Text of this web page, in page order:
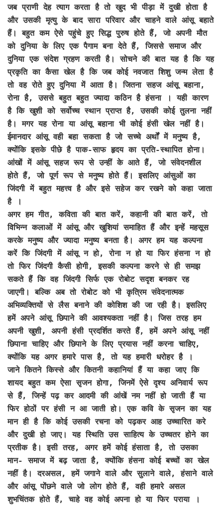
जब प्राणी देह त्याग करता है तो खुद भी पीड़ा में दुखी होता है
और उसकी मृत्यु के बाद सारा परिवार और चाहने वाले आंसू बहाते
हैं। बहुत कम ऐसे पहुंचे हुए सिद्ध पुरुष होते हैं, जो अपनी मौत
को दुनिया के लिए एक पैगाम बना देते हैं, जिससे समाज और
दुनिया एक संदेश ग्रहण करती है। सोचने की बात यह है कि यह
प्रकृति का कैसा खेल है कि जब कोई नवजात शिशु जन्म लेता है
तो वह रोते हुए दुनिया में आता है। जितना सहज आंसू बहाना,
रोना है, उससे बहुत बहुत ज्यादा कठिन है हंसना । यही कारण
है कि खुशी को सर्वोच्च स्थान प्राप्त है, उसकी कोई तुलना नहीं
है। मगर यह रोना या आंसू बहाना भी कोई हंसी खेल नहीं है।
ईमानदार आंसू वही बहा सकता है जो सच्चे अर्थों में मनुष्य है,
क्योंकि इसके पीछे है पाक-साफ हृदय का प्रति-स्थापित होना।
आंखों में आंसू सहज रूप से उन्हीं के आते हैं, जो संवेदनशील
होते हैं, जो पूर्ण रूप से मनुष्य होते हैं। इसलिए आंसुओं का
जिंदगी में बहुत महत्त्व है और इसे सहेज कर रखने को कहा जाता
है ।
अगर हम गीत, कविता की बात करें, कहानी की बात करें, तो
विभिन्न कलाओं में आंसू और खुशियां समाहित हैं और इन्हें महसूस
करके मनुष्य और ज्यादा मनुष्य बनता है। अगर हम यह कल्पना
करें कि जिंदगी में आंसू न हो, रोना न हो या फिर हंसना न हो
तो फिर जिंदगी कैसी होगी, इसकी कल्पना करने से ही समझ
सकते हैं कि वह जिंदगी सिर्फ एक रोबोट सदृश बनकर रह
जाएगी। बल्कि अब तो रोबोट को भी कृत्रिम संवेदनात्मक
अभिव्यक्तियों से लैस बनाने की कोशिश की जा रही है। इसलिए
हमें अपने आंसू छिपाने की आवश्यकता नहीं है। जिस तरह हम
अपनी खुशी, अपनी हंसी प्रदर्शित करते हैं, हमें अपने आंसू नहीं
छिपाना चाहिए और छिपाने के लिए प्रयास नहीं करना चाहिए,
क्योंकि यह अगर हमारे पास है, तो यह हमारी धरोहर है ।
जाने कितने किस्से और कितनी कहानियां हैं या कहा जाए कि
शायद बहुत कम ऐसा सृजन होगा, जिनमें ऐसे दृश्य अनिवार्य रूप
से हैं, जिन्हें पढ़ कर आदमी की आंखें नम नहीं हो जाती हैं या
फिर होठों पर हंसी न आ जाती हो। एक कवि के सृजन का यह
मान ही है कि कोई उसकी रचना को पढ़कर आह उच्चारित करे
और दुखी हो जाए। यह स्थिति उस साहित्य के उच्चतर होने का
प्रतीक है। इसी तरह, अगर हमें कोई हंसाता है, तो उसका
मान- समाज में बढ़ जाता है, क्योंकि हंसना कोई बच्चों का खेल
नहीं है। दरअसल, हमें जगाने वाले और सुलाने वाले, हंसाने वाले
और आंसू पोंछने वाले जो लोग होते हैं, वही हमारे असल
शुभचिंतक होते हैं, चाहे वह कोई अपना हो या फिर पराया ।